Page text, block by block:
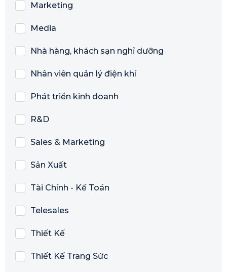
Marketing
Media
Nhà hàng, khách sạn nghỉ dưỡng
Nhân viên quản lý điện khí
Phát triển kinh doanh
R&D
Sales & Marketing
Sản Xuất
Tài Chính - Kế Toán
Telesales
Thiết Kế
Thiết Kế Trang Sức